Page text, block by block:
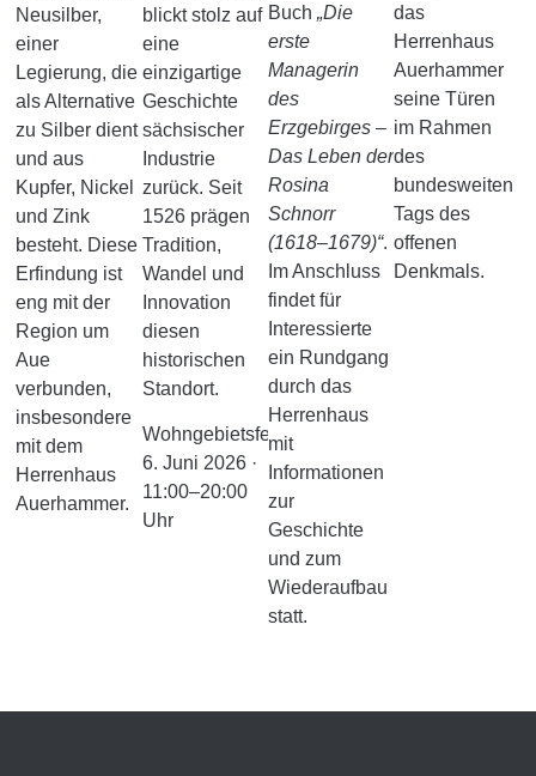
Neusilber,
einer
Legierung, die
als Alternative
zu Silber dient
und aus
Kupfer, Nickel
und Zink
besteht. Diese
Erfindung ist
eng mit der
Region um
Aue
verbunden,
insbesondere
mit dem
Herrenhaus
Auerhammer.
blickt stolz auf
eine
einzigartige
Geschichte
sächsischer
Industrie
zurück. Seit
1526 prägen
Tradition,
Wandel und
Innovation
diesen
historischen
Standort.
Wohngebietsfest:
6. Juni 2026 ·
11:00–20:00
Uhr
Buch „Die
erste
Managerin
des
Erzgebirges –
Das Leben der
Rosina
Schnorr
(1618–1679)“.
Im Anschluss
findet für
Interessierte
ein Rundgang
durch das
Herrenhaus
mit
Informationen
zur
Geschichte
und zum
Wiederaufbau
statt.
das
Herrenhaus
Auerhammer
seine Türen
im Rahmen
des
bundesweiten
Tags des
offenen
Denkmals.